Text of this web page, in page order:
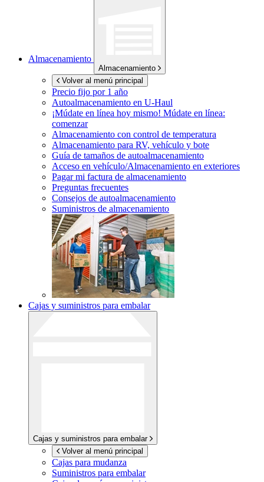
Almacenamiento
Almacenamiento
Volver al menú principal
Precio fijo por 1 año
Autoalmacenamiento en U-Haul
¡Múdate en línea hoy mismo! Múdate en línea:
comenzar
Almacenamiento con control de temperatura
Almacenamiento para RV, vehículo y bote
Guía de tamaños de autoalmacenamiento
Acceso en vehículo/Almacenamiento en exteriores
Pagar mi factura de almacenamiento
Preguntas frecuentes
Consejos de autoalmacenamiento
Suministros de almacenamiento
Cajas y suministros para embalar
Cajas y suministros para embalar
Volver al menú principal
Cajas para mudanza
Suministros para embalar